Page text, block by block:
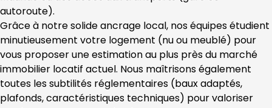
autoroute).
Grâce à notre solide ancrage local, nos équipes étudient
minutieusement votre logement (nu ou meublé) pour
vous proposer une estimation au plus près du marché
immobilier locatif actuel. Nous maîtrisons également
toutes les subtilités réglementaires (baux adaptés,
plafonds, caractéristiques techniques) pour valoriser